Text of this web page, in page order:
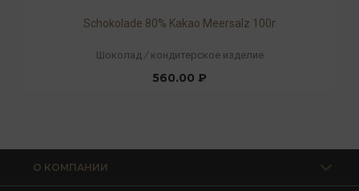
Schokolade 80% Kakao Meersalz 100г
Шоколад / кондитерское изделие
560.00 ₽
О КОМПАНИИ